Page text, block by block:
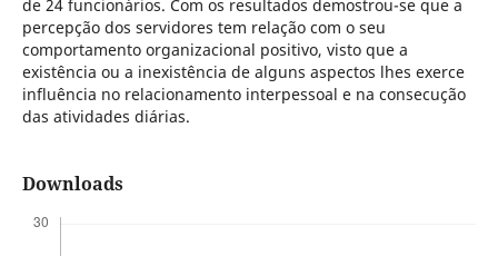
de 24 funcionários. Com os resultados demostrou-se que a
percepção dos servidores tem relação com o seu
comportamento organizacional positivo, visto que a
existência ou a inexistência de alguns aspectos lhes exerce
influência no relacionamento interpessoal e na consecução
das atividades diárias.
Downloads